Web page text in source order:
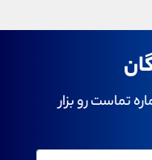
تماست رو بزار